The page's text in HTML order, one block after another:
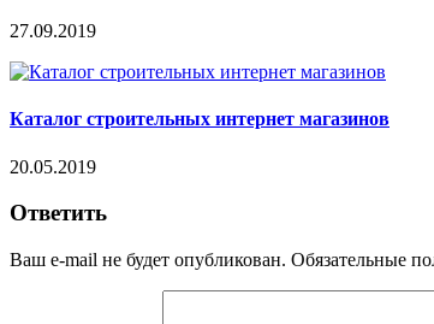
27.09.2019
Каталог строительных интернет магазинов
20.05.2019
Ответить
Ваш e-mail не будет опубликован. Обязательные